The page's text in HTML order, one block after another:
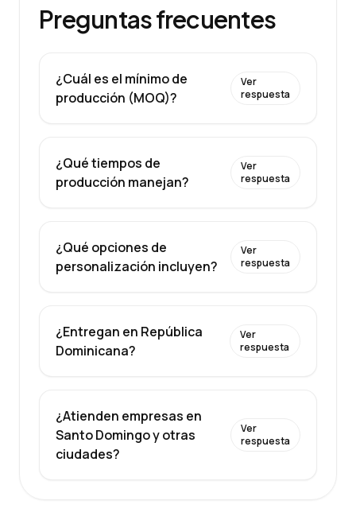
Preguntas frecuentes
¿Cuál es el mínimo de
producción (MOQ)?
Ver
respuesta
¿Qué tiempos de
producción manejan?
Ver
respuesta
¿Qué opciones de
personalización incluyen?
Ver
respuesta
¿Entregan en República
Dominicana?
Ver
respuesta
¿Atienden empresas en
Santo Domingo y otras
ciudades?
Ver
respuesta